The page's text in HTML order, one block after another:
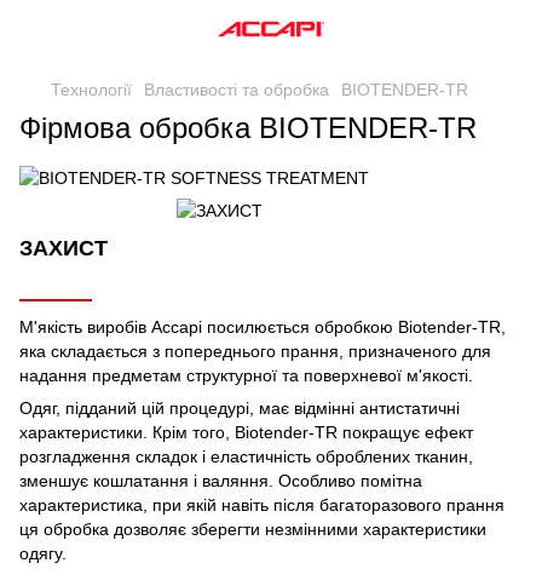
Технології Властивості та обробка BIOTENDER-TR
Фірмова обробка BIOTENDER-TR
ЗАХИСТ
М'якість виробів Accapi посилюється обробкою Biotender-TR,
яка складається з попереднього прання, призначеного для
надання предметам структурної та поверхневої м'якості.
Одяг, підданий цій процедурі, має відмінні антистатичні
характеристики. Крім того, Biotender-TR покращує ефект
розгладження складок і еластичність оброблених тканин,
зменшує кошлатання і валяння. Особливо помітна
характеристика, при якій навіть після багаторазового прання
ця обробка дозволяє зберегти незмінними характеристики
одягу.